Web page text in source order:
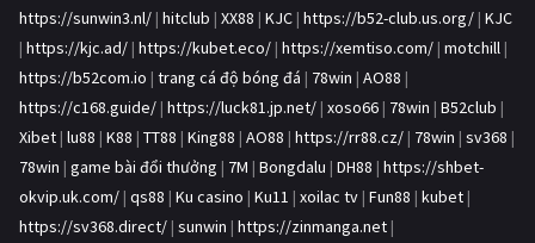
https://sunwin3.nl/ | hitclub | XX88 | KJC | https://b52-club.us.org/ | KJC
| https://kjc.ad/ | https://kubet.eco/ | https://xemtiso.com/ | motchill |
https://b52com.io | trang cá độ bóng đá | 78win | AO88 |
https://c168.guide/ | https://luck81.jp.net/ | xoso66 | 78win | B52club |
Xibet | lu88 | K88 | TT88 | King88 | AO88 | https://rr88.cz/ | 78win | sv368 |
78win | game bài đổi thưởng | 7M | Bongdalu | DH88 | https://shbet-
okvip.uk.com/ | qs88 | Ku casino | Ku11 | xoilac tv | Fun88 | kubet |
https://sv368.direct/ | sunwin | https://zinmanga.net |